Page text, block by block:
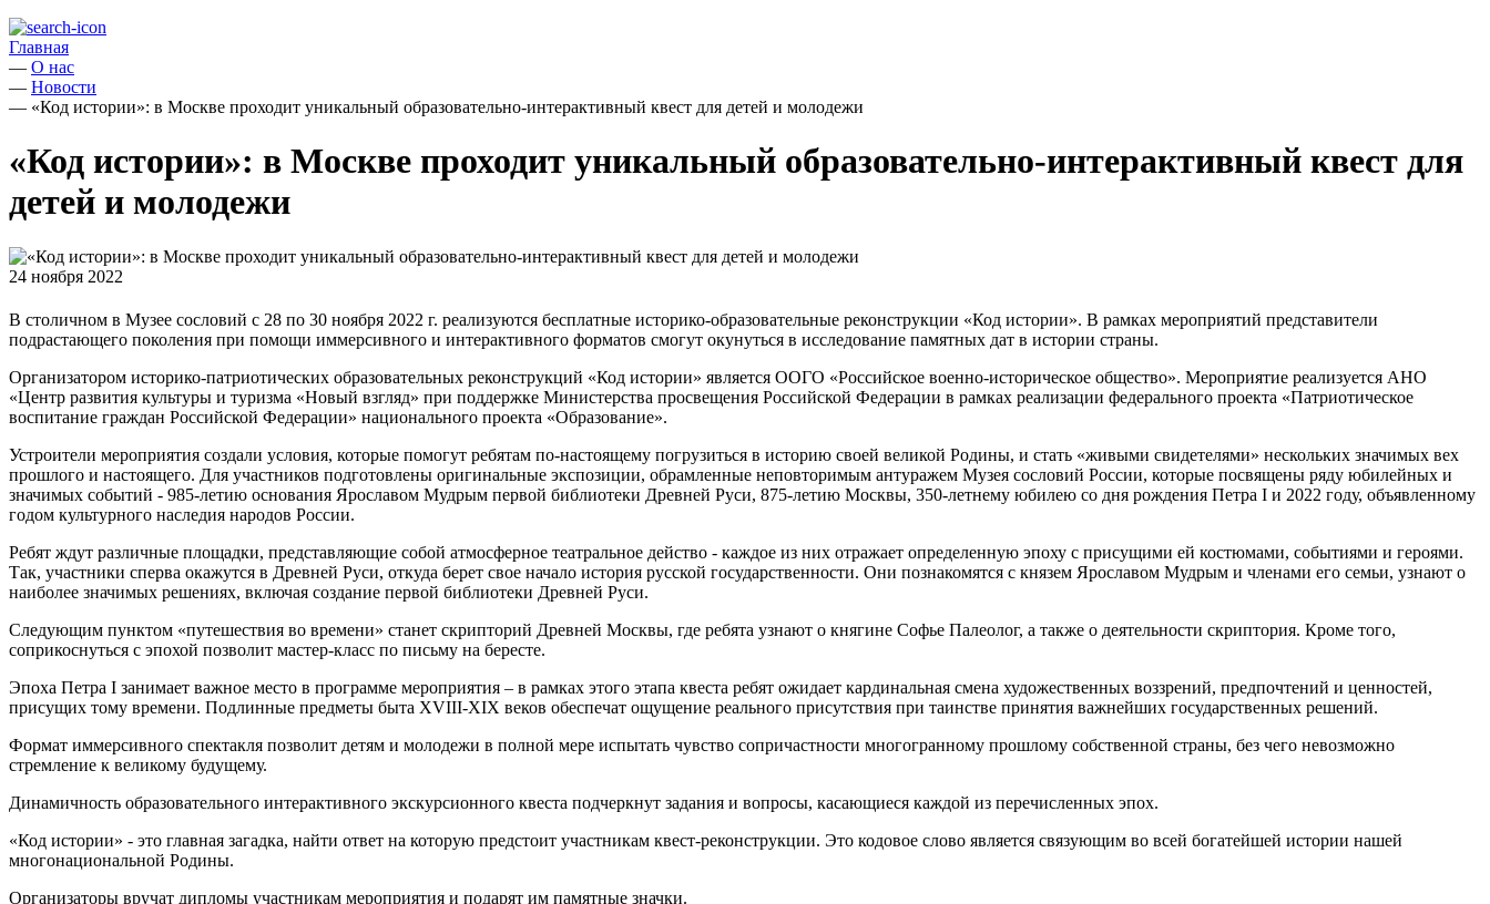
Главная
— О нас
— Новости
— «Код истории»: в Москве проходит уникальный образовательно-интерактивный квест для детей и молодежи
«Код истории»: в Москве проходит уникальный образовательно-интерактивный квест для
детей и молодежи
24 ноября 2022
В столичном в Музее сословий с 28 по 30 ноября 2022 г. реализуются бесплатные историко-образовательные реконструкции «Код истории». В рамках мероприятий представители
подрастающего поколения при помощи иммерсивного и интерактивного форматов смогут окунуться в исследование памятных дат в истории страны.
Организатором историко-патриотических образовательных реконструкций «Код истории» является ООГО «Российское военно-историческое общество». Мероприятие реализуется АНО
«Центр развития культуры и туризма «Новый взгляд» при поддержке Министерства просвещения Российской Федерации в рамках реализации федерального проекта «Патриотическое
воспитание граждан Российской Федерации» национального проекта «Образование».
Устроители мероприятия создали условия, которые помогут ребятам по-настоящему погрузиться в историю своей великой Родины, и стать «живыми свидетелями» нескольких значимых вех
прошлого и настоящего. Для участников подготовлены оригинальные экспозиции, обрамленные неповторимым антуражем Музея сословий России, которые посвящены ряду юбилейных и
значимых событий - 985-летию основания Ярославом Мудрым первой библиотеки Древней Руси, 875-летию Москвы, 350-летнему юбилею со дня рождения Петра I и 2022 году, объявленному
годом культурного наследия народов России.
Ребят ждут различные площадки, представляющие собой атмосферное театральное действо - каждое из них отражает определенную эпоху с присущими ей костюмами, событиями и героями.
Так, участники сперва окажутся в Древней Руси, откуда берет свое начало история русской государственности. Они познакомятся с князем Ярославом Мудрым и членами его семьи, узнают о
наиболее значимых решениях, включая создание первой библиотеки Древней Руси.
Следующим пунктом «путешествия во времени» станет скрипторий Древней Москвы, где ребята узнают о княгине Софье Палеолог, а также о деятельности скриптория. Кроме того,
соприкоснуться с эпохой позволит мастер-класс по письму на бересте.
Эпоха Петра I занимает важное место в программе мероприятия – в рамках этого этапа квеста ребят ожидает кардинальная смена художественных воззрений, предпочтений и ценностей,
присущих тому времени. Подлинные предметы быта XVIII-XIX веков обеспечат ощущение реального присутствия при таинстве принятия важнейших государственных решений.
Формат иммерсивного спектакля позволит детям и молодежи в полной мере испытать чувство сопричастности многогранному прошлому собственной страны, без чего невозможно
стремление к великому будущему.
Динамичность образовательного интерактивного экскурсионного квеста подчеркнут задания и вопросы, касающиеся каждой из перечисленных эпох.
«Код истории» - это главная загадка, найти ответ на которую предстоит участникам квест-реконструкции. Это кодовое слово является связующим во всей богатейшей истории нашей
многонациональной Родины.
Организаторы вручат дипломы участникам мероприятия и подарят им памятные значки.